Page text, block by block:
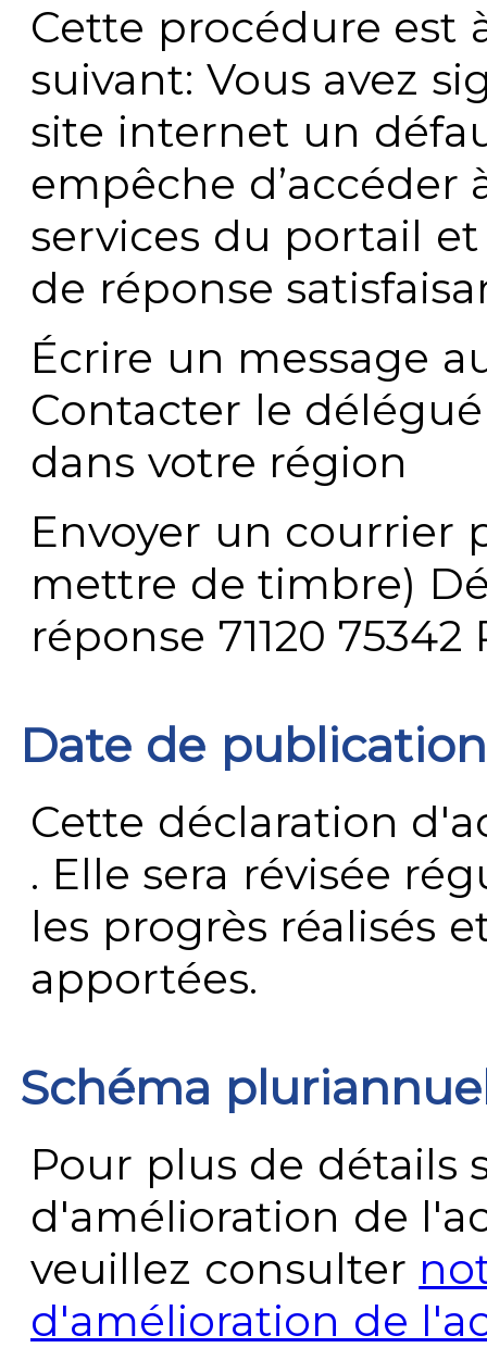
Cette procédure est
suivant: Vous avez
site internet un
empêche
services du portail
de réponse
Écrire un message
Contacter le
dans votre région
Envoyer un courrier
mettre de timbre)
réponse 71120 75342
Date de publication
Cette déclaration
. Elle sera révisée
les progrès réalisés
apportées.
Schéma
Pour plus de détails
d'amélioration de
veuillez consulter
d'amélioration de